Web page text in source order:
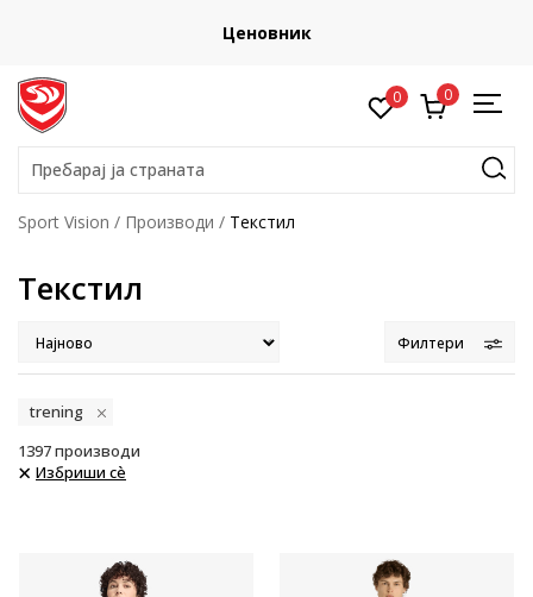
Ценовник
0 0
Пребарај ја страната
Sport Vision Производи Текстил
Текстил
Филтери
trening
1397производи
Избриши сè